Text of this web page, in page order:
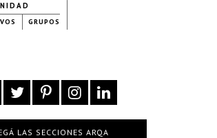
GRUPOS
LAS SECCIONES ARQA